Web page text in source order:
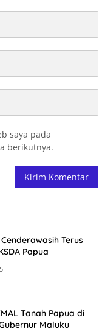
saya pada
berikutnya.
Terus
Papua
Tanah Papua di
Maluku